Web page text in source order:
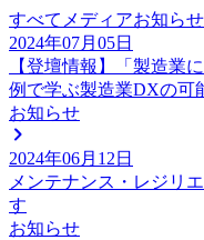
すべて メディアお知らせ
2024年07月05日
【登壇情報】「製造業
例で学ぶ製造業DXの可
お知らせ
2024年06月12日
メンテナンス・レジリ
す
お知らせ